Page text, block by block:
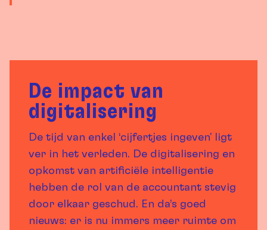
De impact van
digitalisering
De tijd van enkel ‘cijfertjes ingeven' ligt
ver in het verleden. De digitalisering en
opkomst van artificiële intelligentie
hebben de rol van de accountant stevig
door elkaar geschud. En da’s goed
nieuws: er is nu immers meer ruimte om